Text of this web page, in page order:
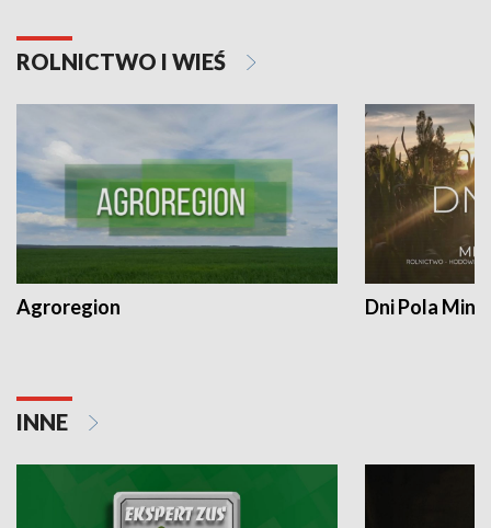
ROLNICTWO I WIEŚ
Agroregion Dni Pola
INNE